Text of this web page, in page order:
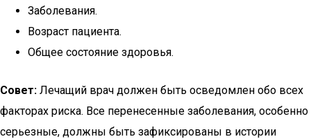
Заболевания.
Возраст пациента.
Общее состояние здоровья.
Совет: Лечащий врач должен быть осведомлен обо всех
факторах риска. Все перенесенные заболевания, особенно
серьезные, должны быть зафиксированы в истории